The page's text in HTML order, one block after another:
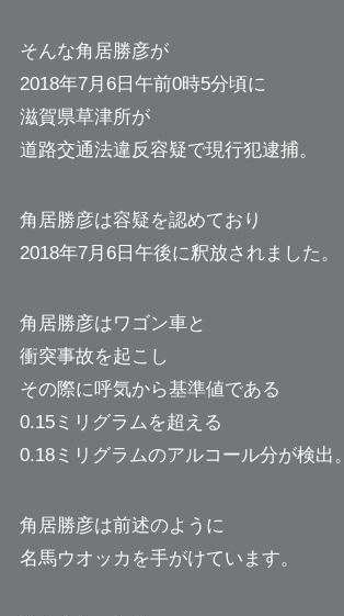
そんな角居勝彦が
2018年7月6日午前0時5分頃に
滋賀県草津所が
道路交通法違反容疑で現行犯逮捕。
角居勝彦は容疑を認めており
2018年7月6日午後に釈放されました。
角居勝彦はワゴン車と
衝突事故を起こし
その際に呼気から基準値である
0.15ミリグラムを超える
0.18ミリグラムのアルコール分が検出。
角居勝彦は前述のように
名馬ウオッカを手がけています。